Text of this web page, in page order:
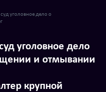
уголовное дело о
уголовное дело
и отмывании
крупной